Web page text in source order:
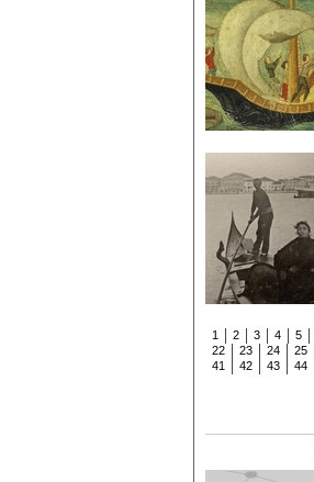
1 2 3 4 5
22
23 24 25
41
42 43
44